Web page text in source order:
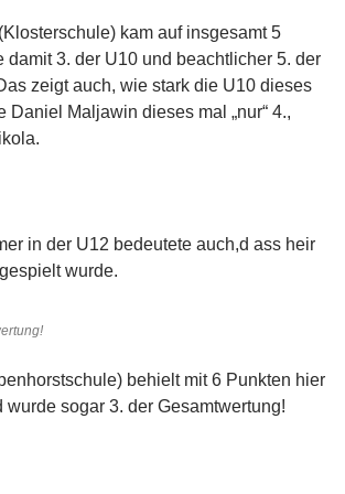
kam auf insgesamt 5
damit 3. der U10 und beachtlicher 5. der
zeigt auch, wie stark die U10 dieses
Daniel Maljawin dieses mal „nur“ 4.,
in der U12 bedeutete auch,d ass heir
wurde.
behielt mit 6 Punkten hier
wurde sogar 3. der Gesamtwertung!